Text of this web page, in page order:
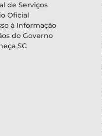
de Serviços
Oficial
à Informação
do Governo
SC